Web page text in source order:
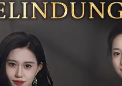
Feng adalah aliran seni bela diri
berhasrat untuk bersatu dengan
Xiao Ye untuk menentang
dari negara asing. Namun, Xiao
bersekutu dengan orang asing
Anak perempuan tunggal Ye
lapan bulan anak lelaki Xiao
seni bela diri lembut asing,
Ye Wanqiu melarikan diri dan